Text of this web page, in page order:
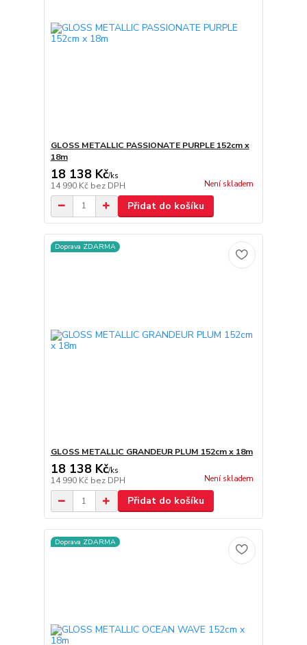
GLOSS METALLIC PASSIONATE PURPLE 152cm x
18m
18 138 Kč/ks
14 990 Kč bez DPH Není skladem
Přidat do košíku
Doprava ZDARMA
GLOSS METALLIC GRANDEUR PLUM 152cm x 18m
18 138 Kč/ks
14 990 Kč bez DPH Není skladem
Přidat do košíku
Doprava ZDARMA